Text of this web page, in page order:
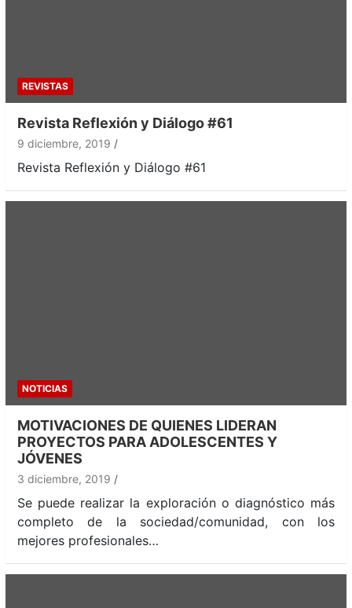
REVISTAS
Revista Reflexión y Diálogo #61
9 diciembre, 2019
Revista Reflexión y Diálogo #61
NOTICIAS
MOTIVACIONES DE QUIENES LIDERAN
PROYECTOS PARA ADOLESCENTES Y
JÓVENES
3 diciembre, 2019
Se puede realizar la exploración o diagnóstico más
completo de la sociedad/comunidad, con los
mejores profesionales…